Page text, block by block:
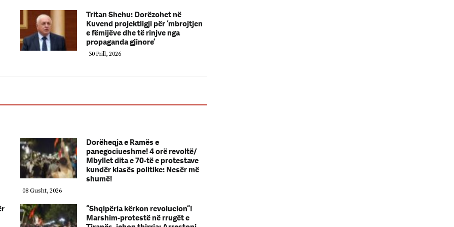
Tritan Shehu: Dorëzohet në
Kuvend projektligji për ‘mbrojtjen
e fëmijëve dhe të rinjve nga
propaganda gjinore’
30 Prill, 2026
Dorëheqja e Ramës e
panegociueshme! 4 orë revoltë/
Mbyllet dita e 70-të e protestave
kundër klasës politike: Nesër më
shumë!
08 Gusht, 2026
“Shqipëria kërkon revolucion”!
Marshim-protestë në rrugët e